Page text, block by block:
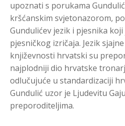
upoznati s porukama
kršćanskim svjetonazorom,
Gundulićev jezik i pjesnika
pjesničkog izričaja. Jezik
književnosti hrvatski su
najplodniji dio hrvatske
odlučujuće u standardizaciji
Gundulić uzor je Ljudevitu
preporoditeljima.